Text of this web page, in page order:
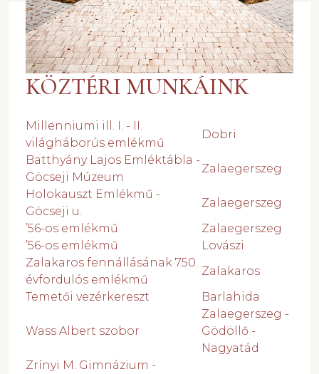
KÖZTÉRI MUNKÁINK
Millenniumi ill. I. - II.
világháborús emlékmű
Dobri
Batthyány Lajos Emléktábla -
Göcseji Múzeum
Zalaegerszeg
Holokauszt Emlékmű -
Göcseji u.
Zalaegerszeg
’56-os emlékmű
Zalaegerszeg
’56-os emlékmű
Lovászi
Zalakaros fennállásának 750.
évfordulós emlékmű
Zalakaros
Temetői vezérkereszt
Barlahida
Wass Albert szobor
Zalaegerszeg -
Gödöllő -
Nagyatád
Zrínyi M. Gimnázium -